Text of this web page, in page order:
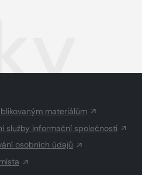
materiálům
služby informační společnosti
osobních údajů